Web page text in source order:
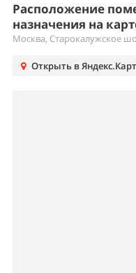
Расположение
назначения на
Москва, Старокалужское
Открыть в